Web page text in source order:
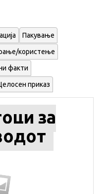
Пакување
користење
факти
приказ
за